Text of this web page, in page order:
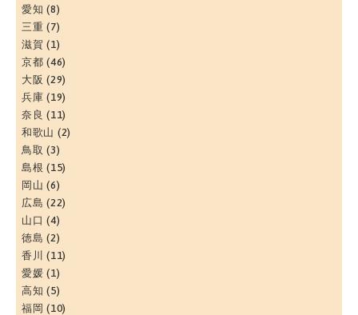
愛知 (8)
三重 (7)
滋賀 (1)
京都 (46)
大阪 (29)
兵庫 (19)
奈良 (11)
和歌山 (2)
鳥取 (3)
島根 (15)
岡山 (6)
広島 (22)
山口 (4)
徳島 (2)
香川 (11)
愛媛 (1)
高知 (5)
福岡 (10)